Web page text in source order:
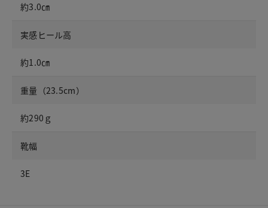
約3.0㎝
実感ヒール高
約1.0㎝
重量（23.5cm）
約290ｇ
靴幅
3E